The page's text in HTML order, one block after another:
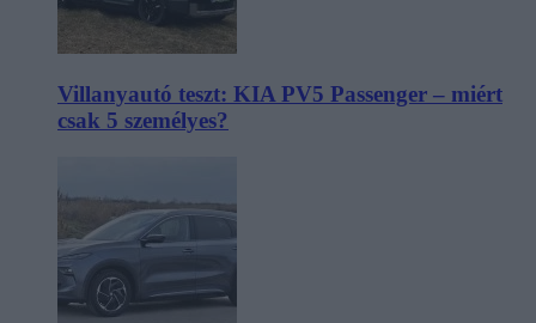
Villanyautó teszt: KIA PV5 Passenger – miért
csak 5 személyes?